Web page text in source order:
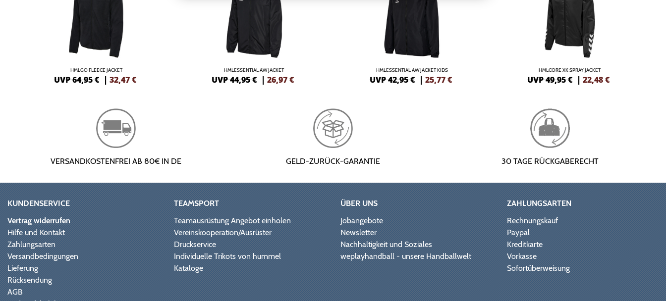
HMLGO FLEECE JACKET
UVP 64,95 € | 32,47€
HMLESSENTIAL AW JACKET
UVP 44,95 € |26,97€
HMLESSENTIAL AW JACKET KIDS
UVP 42,95 € | 25,77€
HMLCORE XK SPRAY JACKET
UVP 49,95 € |22,48€
VERSANDKOSTENFREI AB 80€ IN DE GELD-ZURÜCK-GARANTIE 30 TAGE RÜCKGABERECHT
KUNDENSERVICE
Vertrag widerrufen
Hilfe und Kontakt
Zahlungsarten
Versandbedingungen
Lieferung
Rücksendung
AGB
TEAMSPORT
Teamausrüstung Angebot einholen
Vereinskooperation/Ausrüster
Druckservice
Individuelle Trikots von hummel
Kataloge
ÜBER UNS
Jobangebote
Newsletter
Nachhaltigkeit und Soziales
weplayhandball - unsere Handballwelt
ZAHLUNGSARTEN
Rechnungskauf
Paypal
Kreditkarte
Vorkasse
Sofortüberweisung